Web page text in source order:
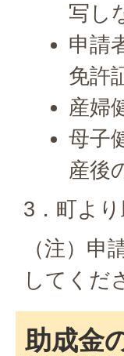
写し
申請
免許
産婦
母子
産後
3．町よ
（注）
してくだ
助成金